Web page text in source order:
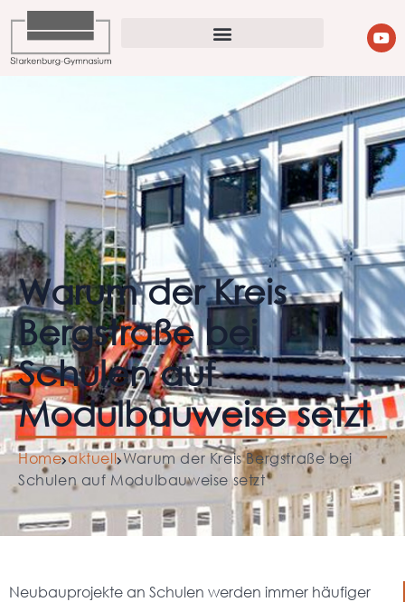
Warum der Kreis
Bergstraße bei
Schulen auf
Modulbauweise setzt
Home aktuell Warum der Kreis Bergstraße bei
Schulen auf Modulbauweise setzt
Neubauprojekte an Schulen werden immer häufiger